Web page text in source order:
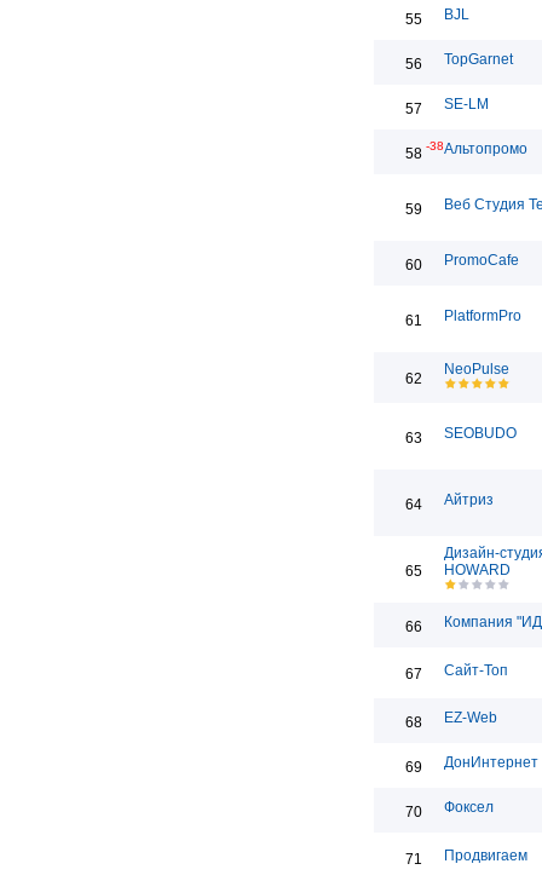
55 BJL
56 TopGarnet
57 SE-LM
58 -38Альтопромо
59 Веб Студия
60 PromoCafe
61 PlatformPro
62
NeoPulse
63 SEOBUDO
64 Айтриз
65
Дизайн-
HOWARD
66 Компания
67 Сайт-Топ
68 EZ-Web
69 ДонИнтернет
70 Фоксел
71 Продвигаем